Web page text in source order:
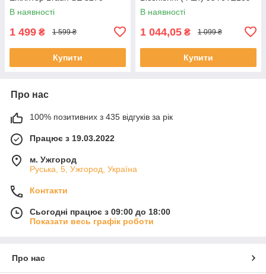
В наявності
1 499 ₴ 1 599 ₴
Купити
В наявності
1 044,05 ₴ 1 099 ₴
Купити
Про нас
100% позитивних з 435 відгуків за рік
Працює з 19.03.2022
м. Ужгород
Руська, 5, Ужгород, Україна
Контакти
Сьогодні працює з 09:00 до 18:00
Показати весь графік роботи
Про нас